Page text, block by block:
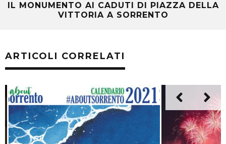
IL MONUMENTO AI CADUTI DI PIAZZA DELLA
VITTORIA A SORRENTO
ARTICOLI CORRELATI